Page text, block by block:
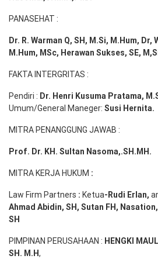
PANASEHAT :
Dr. R. Warman Q, SH, M.Si, M.Hum, Dr,
M.Hum, MSc, Herawan Sukses, SE,
FAKTA INTERGRITAS :
Pendiri : Dr. Henri Kusuma Pratama,
Umum/General Maneger: Susi Hernita.
MITRA PENANGGUNG JAWAB :
Prof. Dr. KH. Sultan Nasoma,.SH.MH.
MITRA KERJA HUKUM :
Law Firm Partners : Ketua-Rudi Erlan,
Ahmad Abidin, SH, Sutan FH, Nasation
SH
PIMPINAN PERUSAHAAN : HENGKI
SH . M.H,